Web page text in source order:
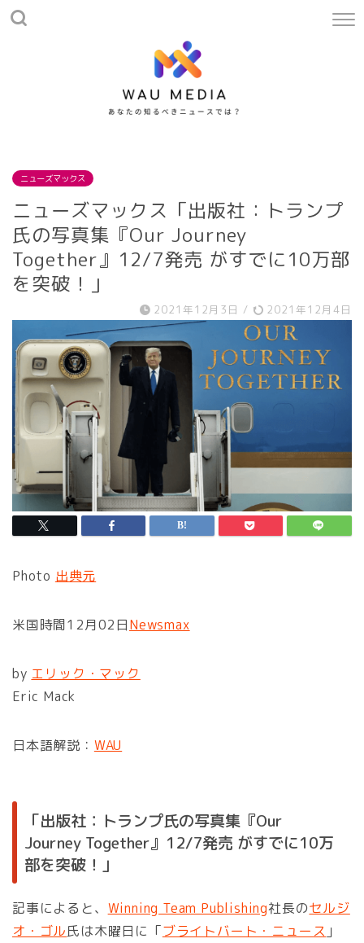
ニューズマックス
ニューズマックス「出版社：トランプ
氏の写真集『Our Journey
Together』12/7発売 がすでに10万部
を突破！」
2021年12月3日 / 2021年12月4日
Photo 出典元
米国時間12月02日Newsmax
by エリック・マック
Eric Mack
日本語解説： WAU
「出版社：トランプ氏の写真集『Our
Journey Together』12/7発売 がすでに10万
部を突破！」
記事によると、 Winning Team Publishing社長のセルジ
オ・ゴル氏は木曜日に「ブライトバート・ニュース 」